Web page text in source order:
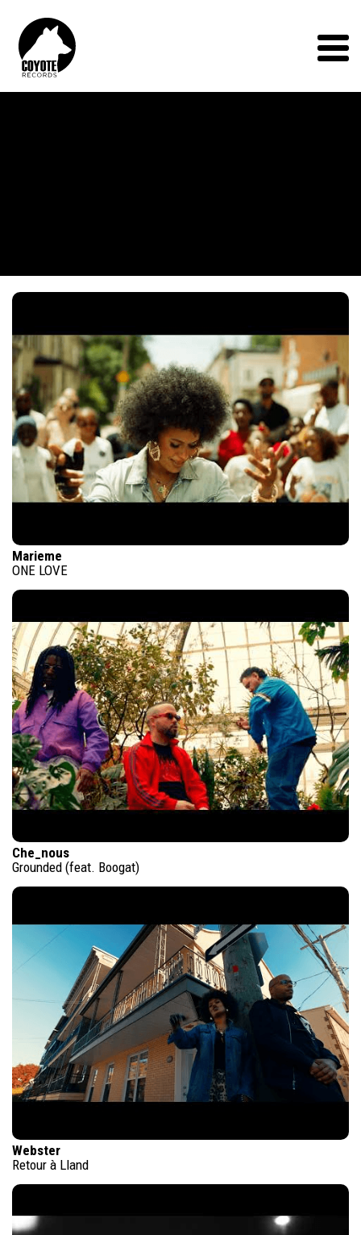
Records
Menu
Marieme
ONE LOVE
Che_nous
Grounded (feat. Boogat)
Webster
Retour à Lland